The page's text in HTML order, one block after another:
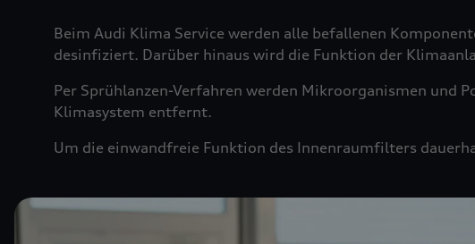
Beim Audi Klima Service werden alle befallenen
desinfiziert. Darüber hinaus wird die Funktion der
Per Sprühlanzen-Verfahren werden Mikroorganismen und
Klimasystem entfernt.
Um die einwandfreie Funktion des Innenraumfilters